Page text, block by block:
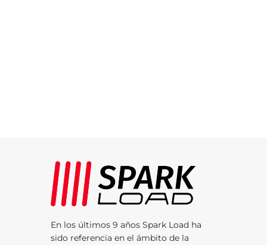
En los últimos 9 años Spark Load ha
sido referencia en el ámbito de la